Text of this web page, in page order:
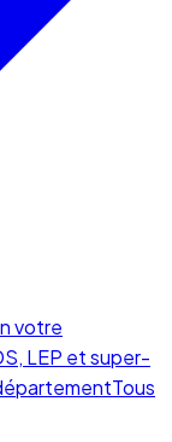
votre
LEP et super-
Tous